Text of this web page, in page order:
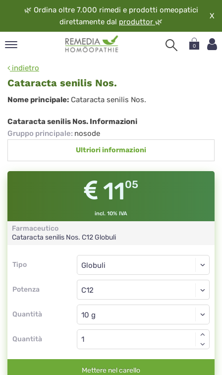
🌿 Ordina oltre 7.000 rimedi e prodotti omeopatici
direttamente dal produttor 🌿
X
0
indietro
Cataracta senilis Nos.
Cataracta
senilis
Nos.
Nome principale: Cataracta senilis Nos.
Cataracta senilis Nos. Informazioni
Gruppo principale: nosode
Ultriori informazioni
1105
incl. 10% IVA
Farmaceutico
Cataracta senilis Nos. C12Globuli
Tipo
Tipo
Potenza
Globuli
C12
Quantità
Globuli
Quantità
Mettere nel carello